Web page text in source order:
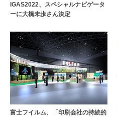
IGAS2022、スペシャルナビゲータ
ーに大橋未歩さん決定
富士フイルム、「印刷会社の持続的